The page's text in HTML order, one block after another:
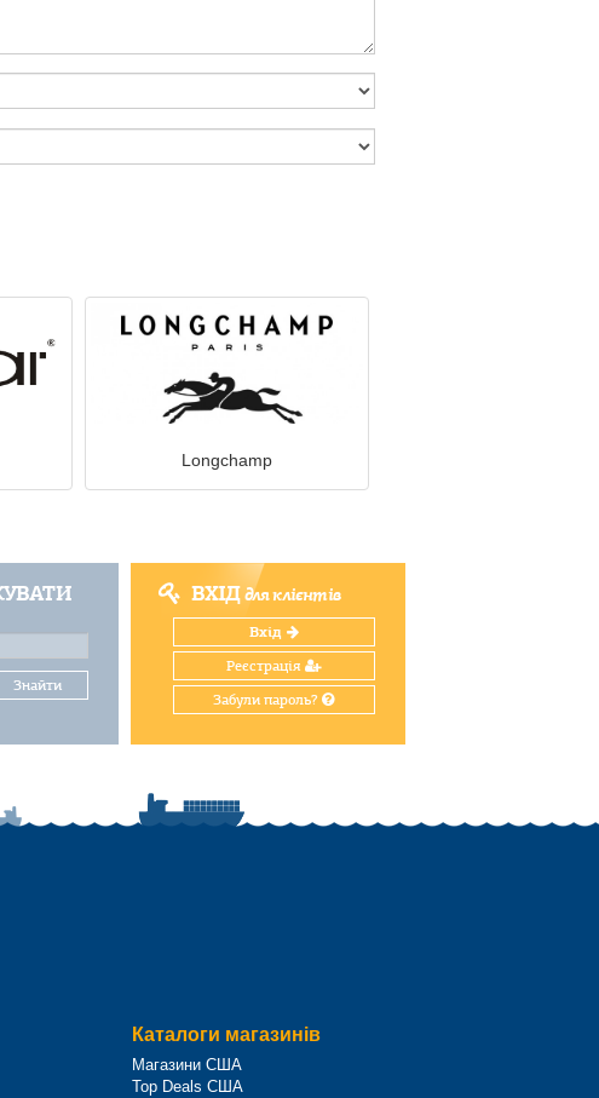
Longchamp
Знайти
ВХІДдля клієнтів
Вхід
Реєстрація
Забули пароль?
Каталоги магазинів
Магазини США
Top Deals США